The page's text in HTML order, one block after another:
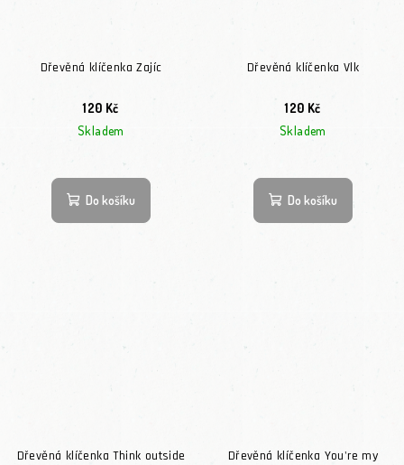
Dřevěná klíčenka Zajíc
120 Kč
Skladem
Do košíku
Dřevěná klíčenka Vlk
120 Kč
Skladem
Do košíku
Dřevěná klíčenka Think outside
Dřevěná klíčenka You're my